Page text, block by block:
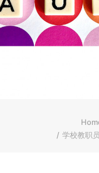
专业知识
家长专区
学校教职